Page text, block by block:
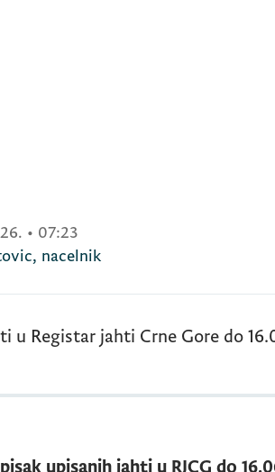
• 07:23
nacelnik
u Registar jahti Crne Gore do
upisanih jahti u RJCG do